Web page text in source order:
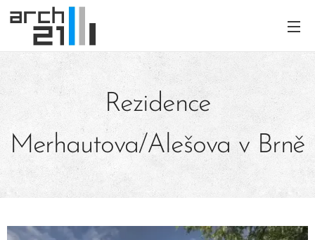
Rezidence
Merhautova/Alešova v Brně